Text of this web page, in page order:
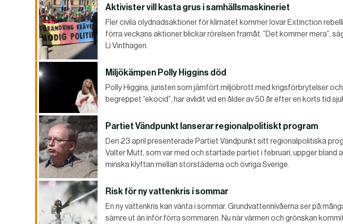
Aktivister vill kasta grus i samhällsmaskineriet
Fler civila olydnadsaktioner för klimatet kommer lovar Extinction
förra veckans aktioner blickar rörelsen framåt. ”Det kommer mera”,
Li Vinthagen.
Miljökämpen Polly Higgins död
Polly Higgins, juristen som jämfört miljöbrott med krigsförbrytelser
begreppet “ekocid”, har avlidit vid en ålder av 50 år efter en korts tid
Partiet Vändpunkt lanserar regionalpolitiskt program
Den 23 april presenterade Partiet Vändpunkt sitt regionalpolitiska
Valter Mutt, som var med och startade partiet i februari, uppger bland
minska klyftan mellan storstäderna och övriga Sverige.
Risk för ny vattenkris i sommar
En ny vattenkris kan vänta i sommar. Grundvattennivåerna ser på
sämre ut än inför förra sommaren. Nu när värmen och grönskan